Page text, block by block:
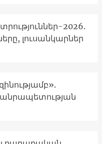
2026.
լուսանկարներ